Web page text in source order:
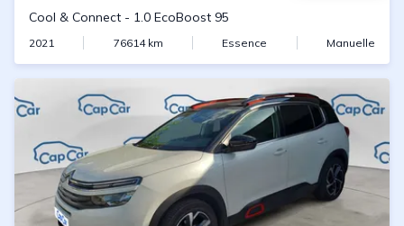
Cool & Connect - 1.0 EcoBoost 95
2021 76614km Essence Manuelle